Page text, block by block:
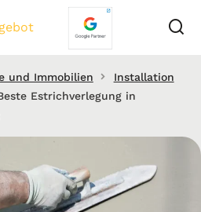
und Immobilien
Installation
Estrichverlegung in